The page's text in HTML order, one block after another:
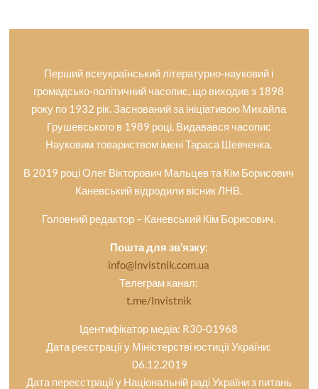
Перший всеукраїнський літературно-науковий і
громадсько-політичний часопис, що виходив з 1898
року по 1932 рік. Заснований за ініціативою Михайла
Грушевського в 1989 році. Видавався часопис
Науковим товариством імені Тараса Шевченка.
В 2019 році Олег Вікторович Мальцев та Кім Борисович
Каневський відродили вісник ЛНВ.
Головний редактор – Каневський Кім Борисович.
Пошта для зв’язку:
info@lnvistnik.com.ua
Телеграм канал:
t.me/lnvistnik
Ідентифікатор медіа: R30-01968
Дата реєстрації у Міністерстві юстиції України:
06.12.2019
Дата переєстрації у Національній раді України з питань